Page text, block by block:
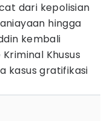
dari kepolisian
hingga
kembali
Khusus
kasus gratifikasi